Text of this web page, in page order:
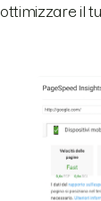
ottimizzare il